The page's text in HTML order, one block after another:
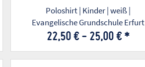
Poloshirt | Kinder | weiß |
Evangelische Grundschule Erfurt
22,50 € - 25,00 € *